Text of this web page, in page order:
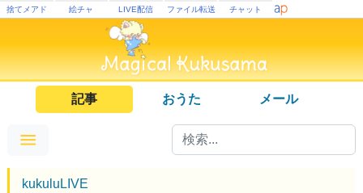
捨てメアド 絵チャ LIVE配信 ファイル転送 チャット
記事 おうた メール
kukuluLIVE